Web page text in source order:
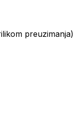
preuzimanja)